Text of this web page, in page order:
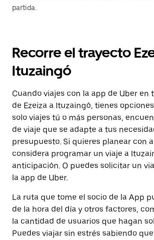
partida.
Recorre el trayecto
Ituzaingó
Cuando viajes con la app de Uber en
de Ezeiza a Ituzaingó, tienes
solo viajes tú o más personas,
de viaje que se adapte a tus
presupuesto. Si quieres planear con
considera programar un viaje a
anticipación. O puedes solicitar un
la app de Uber.
La ruta que tome el socio de la App
de la hora del día y otros factores,
la cantidad de usuarios que hagan
Puedes viajar sin estrés sabiendo